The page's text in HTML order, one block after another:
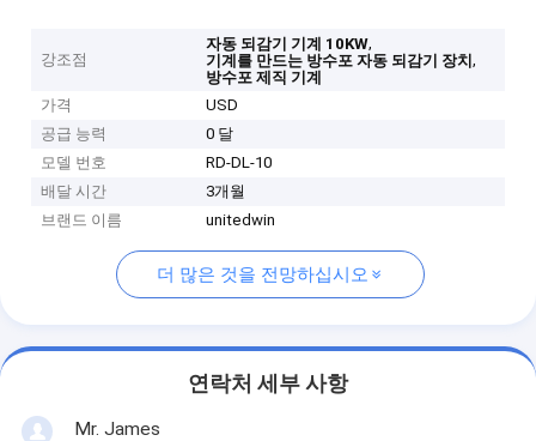
강조점
자동 되감기 기계 10KW,
기계를 만드는 방수포 자동 되감기 장치,
방수포 제직 기계
가격
USD
공급 능력
0 달
모델 번호
RD-DL-10
배달 시간
3개월
브랜드 이름
unitedwin
더 많은 것을 전망하십시오
연락처 세부 사항
Mr. James